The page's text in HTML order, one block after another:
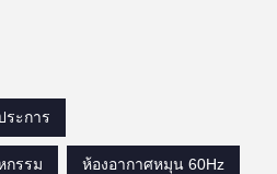
ะการ
กรรม ห้องอากาศหมุน 60Hz